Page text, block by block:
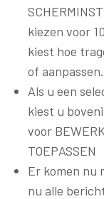
kiezen voor
kiest hoe
of aanpassen.
Als u een
kiest u
voor
TOEPASSEN
Er komen nu
nu alle